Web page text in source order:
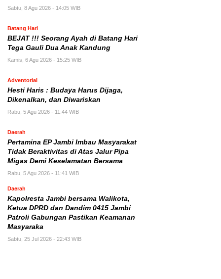
Sabtu, 8 Agu 2026 - 14:05 WIB
Batang Hari
BEJAT !!! Seorang Ayah di Batang Hari
Tega Gauli Dua Anak Kandung
Kamis, 6 Agu 2026 - 15:25 WIB
Adventorial
Hesti Haris : Budaya Harus Dijaga,
Dikenalkan, dan Diwariskan
Rabu, 5 Agu 2026 - 11:44 WIB
Daerah
Pertamina EP Jambi Imbau Masyarakat
Tidak Beraktivitas di Atas Jalur Pipa
Migas Demi Keselamatan Bersama
Rabu, 5 Agu 2026 - 11:41 WIB
Daerah
Kapolresta Jambi bersama Walikota,
Ketua DPRD dan Dandim 0415 Jambi
Patroli Gabungan Pastikan Keamanan
Masyaraka
Sabtu, 25 Jul 2026 - 22:43 WIB